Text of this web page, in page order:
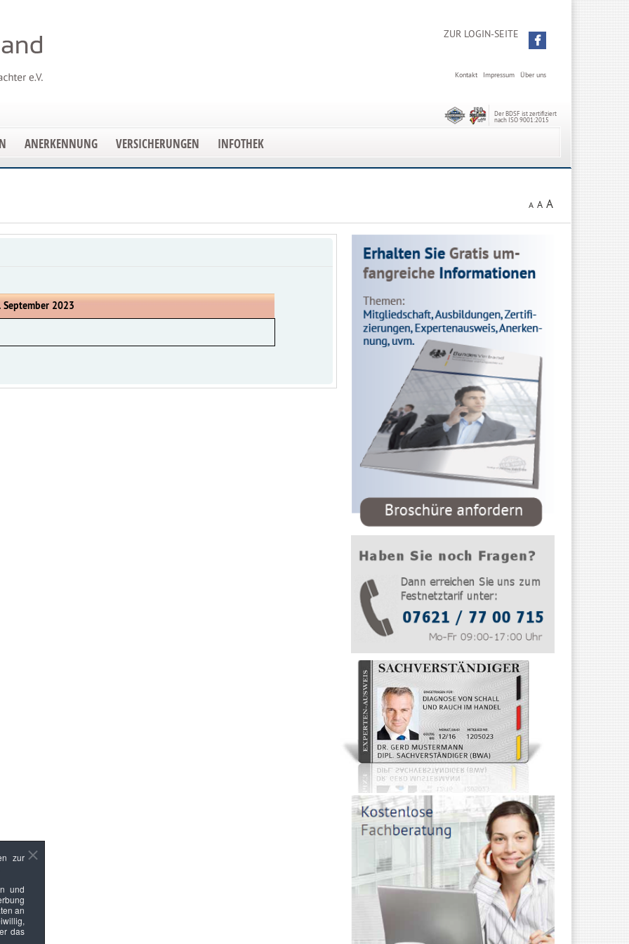
ZUR LOGIN-SEITE
Über uns
Impressum
Kontakt
Der BDSF ist zertifiziert
nach ISO 9001:2015
ANERKENNUNG VERSICHERUNGEN INFOTHEK
A A A
2023
zur
und
an
das